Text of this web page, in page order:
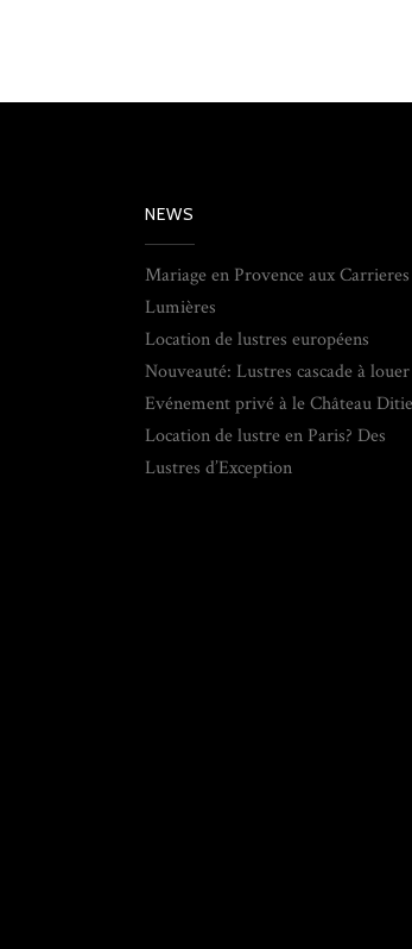
NEWS
Mariage en Provence aux Carrieres
Lumières
Location de lustres européens
Nouveauté: Lustres cascade à louer
Evénement privé à le Château
Location de lustre en Paris? Des
Lustres d’Exception